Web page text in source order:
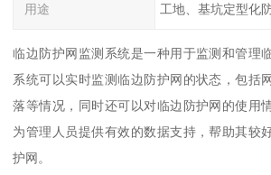
用途 工地、基坑定型化
临边防护网监测系统是一种用于监测和管理
系统可以实时监测临边防护网的状态，包括
落等情况，同时还可以对临边防护网的使用
为管理人员提供有效的数据支持，帮助其较
护网。